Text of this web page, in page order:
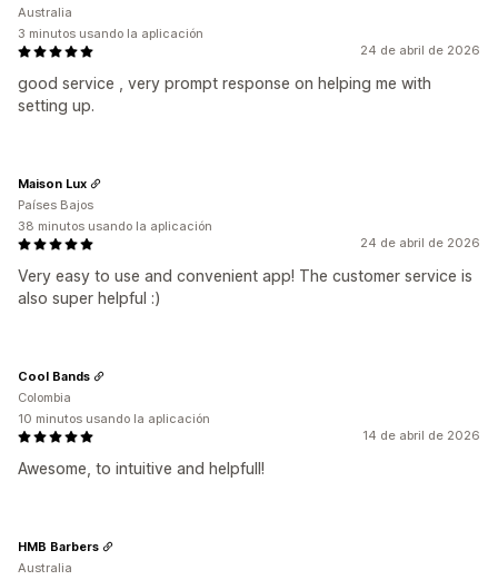
24 de abril de 2026
good service , very prompt response on helping me with
setting up.
Australia
3 minutos usando la aplicación
24 de abril de 2026
Very easy to use and convenient app! The customer service is
also super helpful :)
Maison Lux
Países Bajos
38 minutos usando la aplicación
14 de abril de 2026
Awesome, to intuitive and helpfull!
Cool Bands
Colombia
10 minutos usando la aplicación
HMB Barbers
Australia